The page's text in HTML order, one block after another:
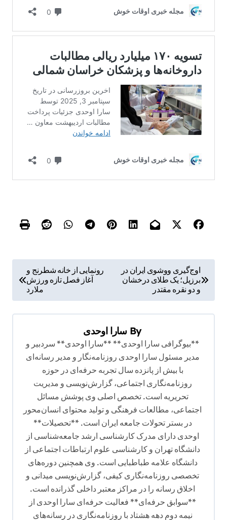
ه
ب
اوج‌گیری ووشوی ایران در
برزیل؛ یک طلای درخشان
و دو نقره مقتدر
رونمایی از خانه شطرنج و
آغاز فصل تازه ورزش
ملارد
By سارا اوحدی
**بیوگرافی سارا اوحدی** **سارا اوحدی** سردبیر و
مدیر مسئول سارا اوحدی روزنامه‌نگار و مدیر رسانه‌ای
با بیش از پانزده سال تجربه حرفه‌ای در حوزه
روزنامه‌نگاری اجتماعی، گزارش‌نویسی و مدیریت
تحریریه است. تخصص اصلی وی پوشش مسائل
اجتماعی، مطالعات فرهنگی و تولید محتوای انسان‌محور
در بستر تحولات جامعه ایران است. **تحصیلات**
اوحدی دارای مدرک کارشناسی ارشد جامعه‌شناسی از
دانشگاه تهران و کارشناسی علوم ارتباطات اجتماعی از
دانشگاه علامه طباطبایی است. وی همچنین دوره‌های
تخصصی روزنامه‌نگاری کیفی، گزارش‌نویسی میدانی و
اخلاق رسانه را در مراکز معتبر داخلی گذرانده است.
**سوابق حرفه‌ای** فعالیت حرفه‌ای سارا اوحدی از
نیمه دوم دهه هشتاد با روزنامه‌نگاری در رسانه‌های